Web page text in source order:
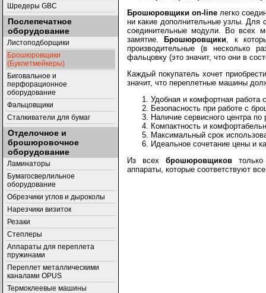
Шредеры GBC
Послепечатное
оборудование
Листоподборщики
Брошюровщики
(Буклетмейкеры)
Биговальное и
перфорационное
оборудование
Фальцовщики
Сталкиватели для бумаг
Отделочное и
брошюровочное
оборудование
Ламинаторы
Бумагосверлильное
оборудование
Обрезчики углов и дыроколы
Нарезчики визиток
Резаки
Степлеры
Аппараты для переплета
пружинами
Переплет металлическими
каналами OPUS
Термоклеевые машины
Брошюровщики on-line легко
ни какие дополнительные узлы. Для
соединительные модули. Во всех
замятие.Брошюровщики , к
производительные (в несколько
фальцовку (это значит, что они в
Каждый покупатель хочет
значит, что переплетные машины
Удобная и комфортная
Безопасность при работе с
Наличие сервисного центра
Компактность и
Максимальный срок
Идеальное сочетание цены и
Из всех брошюровщиков
аппараты, которые соответствуют